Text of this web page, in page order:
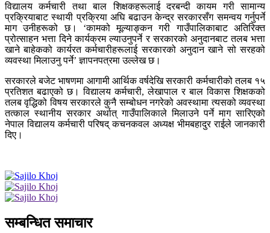
विद्यालय कर्मचारी तथा बाल शिक्षकहरूलाई दरबन्दी कायम गरी सामान्य
प्रक्रियाबाट स्थायी प्रक्रिया अघि बढाउन केन्द्र सरकारसँग समन्वय गर्नुपर्ने
माग उनीहरूको छ। ‘कामको मूल्याङ्कन गरी गाउँपालिकाबाट अतिरिक्त
प्रोत्साहन भत्ता दिने कार्यक्रम ल्याउनुपर्ने र सरकारको अनुदानबाट तलब भत्ता
खाने बाहेकको कार्यरत कर्मचारीहरूलाई सरकारको अनुदान खाने सो सरहको
व्यवस्था मिलाउनु पर्ने’ ज्ञापनपत्रमा उल्लेख छ।
सरकारले बजेट भाषणमा आगामी आर्थिक वर्षदेखि सरकारी कर्मचारीको तलब १५
प्रतिशत बढाएको छ। विद्यालय कर्मचारी, लेखापाल र बाल विकास शिक्षकको
तलब वृद्धिको विषय सरकारले कुनै सम्बोधन नगरेको अवस्थामा त्यसको व्यवस्था
तत्काल स्थानीय सरकार अर्थात् गाउँपालिकाले मिलाउने पर्ने माग सारिएको
नेपाल विद्यालय कर्मचारी परिषद् कचनकवल अध्यक्ष भीमबहादुर राईले जानकारी
दिए।
सम्बन्धित समाचार